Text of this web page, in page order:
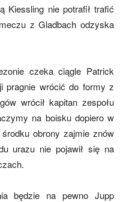
Kiessling nie potrafił trafić
z Gladbach odzyska
czeka ciągle Patrick
pragnie wrócić do formy z
wrócił kapitan zespołu
na boisku dopiero w
obrony zajmie znów
urazu nie pojawił się na
będzie na pewno Jupp